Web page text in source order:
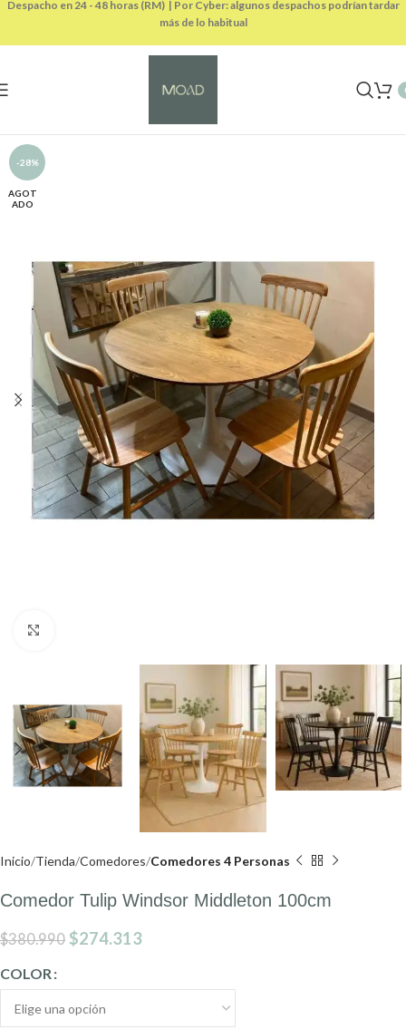
-28%
AGOT
ADO
Inicio Tienda Comedores Comedores 4 Personas
Comedor Tulip Windsor Middleton 100cm
$380.990 $274.313
COLOR
Despacho en 24 - 48 horas (RM) | Por Cyber: algunos despachos podrían tardar
más de lo habitual